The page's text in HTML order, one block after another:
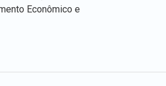
Econômico e